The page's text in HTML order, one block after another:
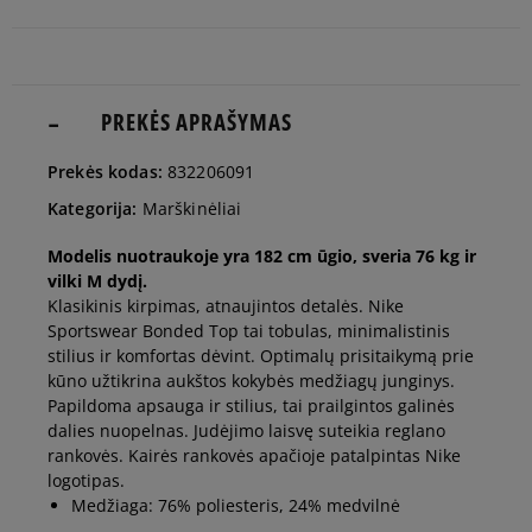
XL
Pranešti
man
XXL
Pranešti
PREKĖS APRAŠYMAS
Prekės kodas: 832206091
Kategorija: Marškinėliai
Modelis nuotraukoje yra 182 cm ūgio, sveria 76 kg ir
vilki M dydį.
Klasikinis kirpimas, atnaujintos detalės. Nike
Sportswear Bonded Top tai tobulas, minimalistinis
stilius ir komfortas dėvint. Optimalų prisitaikymą prie
kūno užtikrina aukštos kokybės medžiagų junginys.
Papildoma apsauga ir stilius, tai prailgintos galinės
dalies nuopelnas. Judėjimo laisvę suteikia reglano
rankovės. Kairės rankovės apačioje patalpintas Nike
logotipas.
Medžiaga: 76% poliesteris, 24% medvilnė